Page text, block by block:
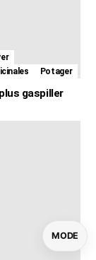
Potager
gaspiller
MODE